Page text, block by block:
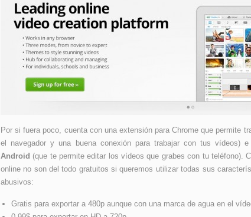
Por si fuera poco, cuenta con una extensión para Chrome que permite
el navegador y una buena conexión para trabajar con tus vídeos)
Android (que te permite editar los vídeos que grabes con tu teléfono).
online no son del todo gratuitos si queremos utilizar todas sus
abusivos:
Gratis para exportar a 480p aunque con una marca de agua en el